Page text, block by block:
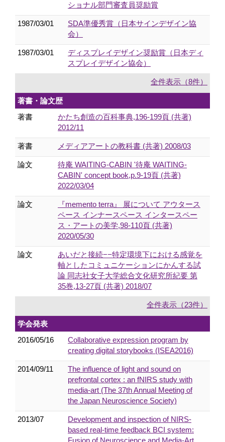
ショナル部門審査員奨励賞
1987/03/01
SDA準優秀賞（日本サインデザイン協
会）
1987/03/01
ディスプレイデザイン奨励賞（日本ディ
スプレイデザイン協会）
全件表示（8件）
著書・論文歴
著書
かたち創造の百科事典,196-199頁 (共著)
2012/11
著書 メディアアートの教科書 (共著) 2008/03
論文
待庵 WAITING-CABIN '待庵 WAITING-
CABIN' concept book,p.9-19頁 (共著)
2022/03/04
論文
『memento terra』 展について アウタース
ペース インナースペース インタースペー
ス・アートの美学,98-110頁 (共著)
2020/05/30
論文
あいだと接続−−特定環境下における感覚を
軸としたコミュニケーションにかんする試
論 同志社女子大学総合文化研究所紀要 第
35巻,13-27頁 (共著) 2018/07
全件表示（23件）
学会発表
2016/05/16
Collaborative expression program by
creating digital storybooks (ISEA2016)
2014/09/11
The influence of light and sound on
prefrontal cortex : an fNIRS study with
media-art (The 37th Annual Meeting of
the Japan Neuroscience Society)
2013/07
Development and inspection of NIRS-
based real-time feedback BCI system:
Fusion of Neuroscience and Media-Art